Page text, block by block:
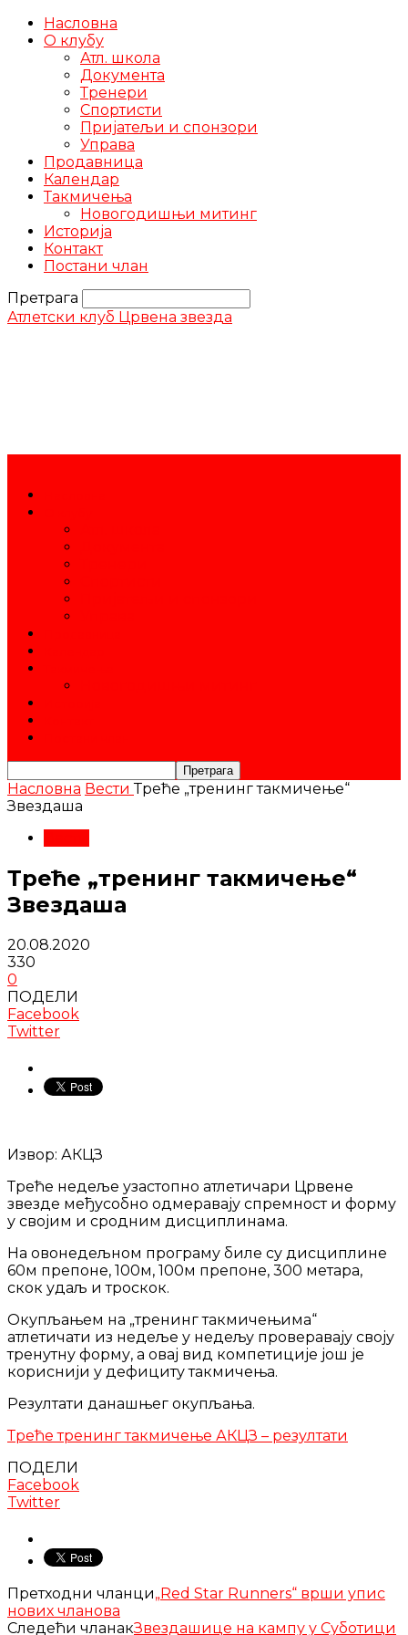
Насловна
О клубу
Атл. школа
Документа
Тренери
Спортисти
Пријатељи и спонзори
Управа
Продавница
Календар
Такмичења
Новогодишњи митинг
Историја
Контакт
Постани члан
Претрага
Атлетски клуб Црвена звезда
Насловна Вести Треће „тренинг такмичење“
Звездаша
Треће „тренинг такмичење“
Звездаша
20.08.2020
330
0
ПОДЕЛИ
Facebook
Twitter
Извор: АКЦЗ
Треће недеље узастопно атлетичари Црвене
звезде међусобно одмеравају спремност и форму
у својим и сродним дисциплинама.
На овонедељном програму биле су дисциплине
60м препоне, 100м, 100м препоне, 300 метара,
скок удаљ и троскок.
Окупљањем на „тренинг такмичењима“
атлетичати из недеље у недељу проверавају своју
тренутну форму, а овај вид компетиције још је
кориснији у дефициту такмичења.
Резултати данашњег окупљања.
Треће тренинг такмичење АКЦЗ – резултати
ПОДЕЛИ
Facebook
Twitter
Претходни чланци„Red Star Runners“ врши упис
нових чланова
Следећи чланакЗвездашице на кампу у Суботици